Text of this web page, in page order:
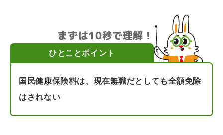
まずは10秒で理解！
ひとことポイント
国民健康保険料は、現在無職だとしても全額免除
はされない